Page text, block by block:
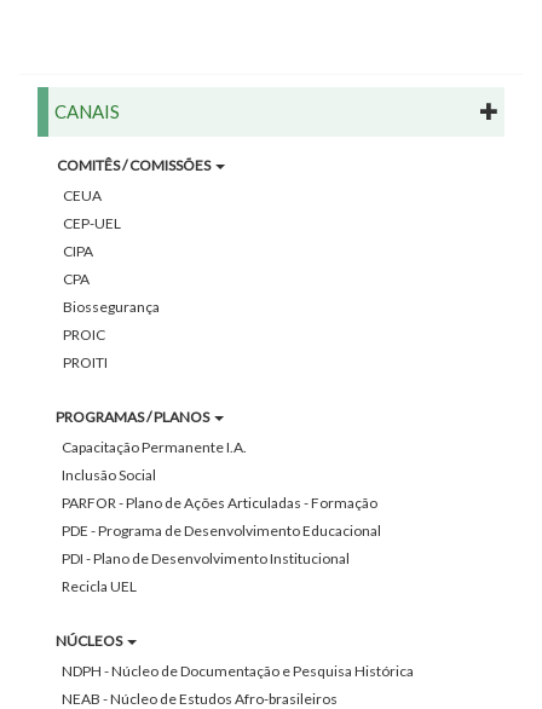
CANAIS
COMITÊS / COMISSÕES
CEUA
CEP-UEL
CIPA
CPA
Biossegurança
PROIC
PROITI
PROGRAMAS / PLANOS
Capacitação Permanente I.A.
Inclusão Social
PARFOR - Plano de Ações Articuladas - Formação
PDE - Programa de Desenvolvimento Educacional
PDI - Plano de Desenvolvimento Institucional
Recicla UEL
NÚCLEOS
NDPH - Núcleo de Documentação e Pesquisa Histórica
NEAB - Núcleo de Estudos Afro-brasileiros